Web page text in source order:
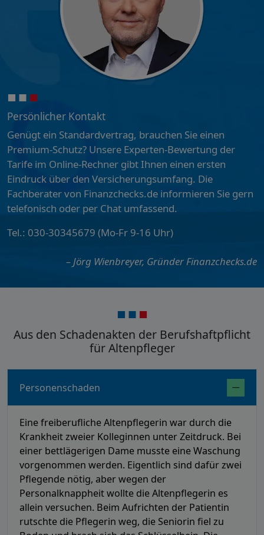
Persönlicher Kontakt
Genügt ein Standardvertrag, brauchen Sie einen
Premium-Schutz? Unsere Experten-Bewertung der
Tarife im Online-Rechner gibt Ihnen einen ersten
Eindruck über den Versicherungsumfang. Die
Fachberater von Finanzchecks.de informieren Sie gern
telefonisch oder per Chat umfassend.
Tel.: 030-30345679 (Mo-Fr 9-16 Uhr)
– Jörg Wienbreyer, Gründer Finanzchecks.de
Aus den Schadenakten der Berufshaftpflicht
für Altenpfleger
Personenschaden
Eine freiberufliche Altenpflegerin war durch die
Krankheit zweier Kolleginnen unter Zeitdruck. Bei
einer bettlägerigen Dame musste eine Waschung
vorgenommen werden. Eigentlich sind dafür zwei
Pflegende nötig, aber wegen der
Personalknappheit wollte die Altenpflegerin es
allein versuchen. Beim Aufrichten der Patientin
rutschte die Pflegerin weg, die Seniorin fiel zu